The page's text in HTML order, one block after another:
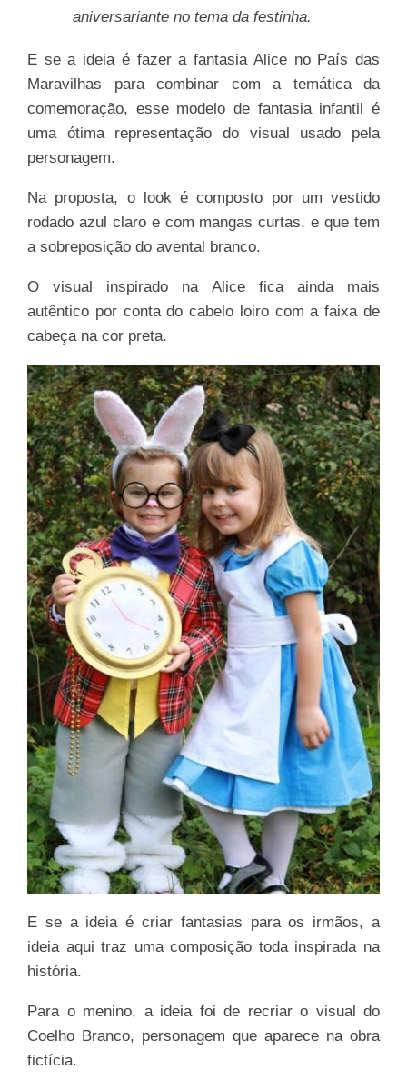
aniversariante no tema da festinha.
E se a ideia é fazer a fantasia Alice no País das
Maravilhas para combinar com a temática da
comemoração, esse modelo de fantasia infantil é
uma ótima representação do visual usado pela
personagem.
Na proposta, o look é composto por um vestido
rodado azul claro e com mangas curtas, e que tem
a sobreposição do avental branco.
O visual inspirado na Alice fica ainda mais
autêntico por conta do cabelo loiro com a faixa de
cabeça na cor preta.
E se a ideia é criar fantasias para os irmãos, a
ideia aqui traz uma composição toda inspirada na
história.
Para o menino, a ideia foi de recriar o visual do
Coelho Branco, personagem que aparece na obra
fictícia.